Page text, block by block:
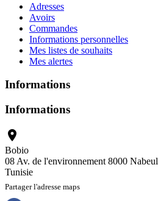
Adresses
Avoirs
Commandes
Informations personnelles
Mes listes de souhaits
Mes alertes
Informations
Informations

Bobio
08 Av. de l'environnement 8000 Nabeul
Tunisie
Partager l'adresse maps